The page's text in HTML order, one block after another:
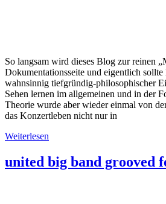
So langsam wird dieses Blog zur reinen
Dokumentationsseite und eigentlich sollte
wahnsinnig tiefgründig-philosophischer
Sehen lernen im allgemeinen und in der
Theorie wurde aber wieder einmal von
das Konzertleben nicht nur in
Weiterlesen
united big band grooved